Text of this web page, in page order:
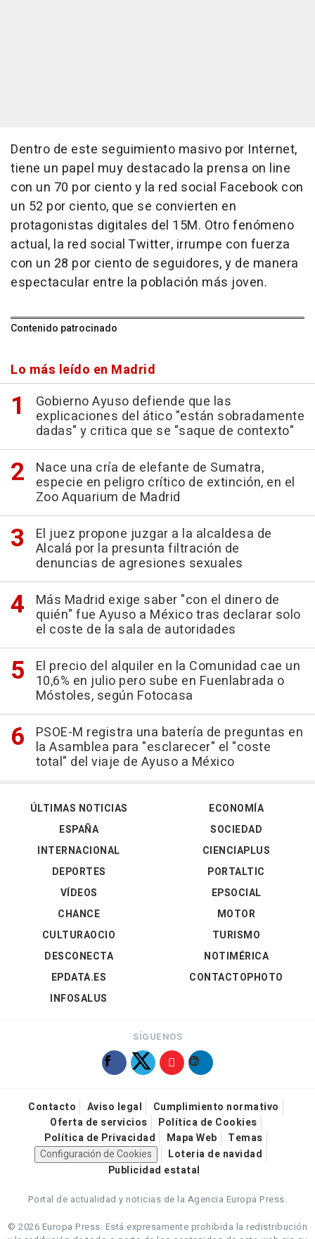
Dentro de este seguimiento masivo por Internet,
tiene un papel muy destacado la prensa on line
con un 70 por ciento y la red social Facebook con
un 52 por ciento, que se convierten en
protagonistas digitales del 15M. Otro fenómeno
actual, la red social Twitter, irrumpe con fuerza
con un 28 por ciento de seguidores, y de manera
espectacular entre la población más joven.
Contenido patrocinado
Lo más leído en Madrid
Gobierno Ayuso defiende que las
explicaciones del ático "están sobradamente
dadas" y critica que se "saque de contexto"
Nace una cría de elefante de Sumatra,
especie en peligro crítico de extinción, en el
Zoo Aquarium de Madrid
El juez propone juzgar a la alcaldesa de
Alcalá por la presunta filtración de
denuncias de agresiones sexuales
Más Madrid exige saber "con el dinero de
quién" fue Ayuso a México tras declarar solo
el coste de la sala de autoridades
El precio del alquiler en la Comunidad cae un
10,6% en julio pero sube en Fuenlabrada o
Móstoles, según Fotocasa
PSOE-M registra una batería de preguntas en
la Asamblea para "esclarecer" el "coste
total" del viaje de Ayuso a México
ÚLTIMAS NOTICIAS
ESPAÑA
INTERNACIONAL
DEPORTES
VÍDEOS
ECONOMÍA
SOCIEDAD
CIENCIAPLUS
PORTALTIC
EPSOCIAL
CHANCE
CULTURAOCIO
DESCONECTA
EPDATA.ES
INFOSALUS
MOTOR
TURISMO
NOTIMÉRICA
CONTACTOPHOTO
SÍGUENOS
Contacto Aviso legal
Cumplimiento normativo
Oferta de servicios
Política de Cookies
Política de Privacidad
Mapa Web
Temas
Configuración de Cookies
Loteria de navidad
Publicidad estatal
Portal de actualidad y noticias de la Agencia Europa Press.
© 2026 Europa Press. Está expresamente prohibida la redistribución